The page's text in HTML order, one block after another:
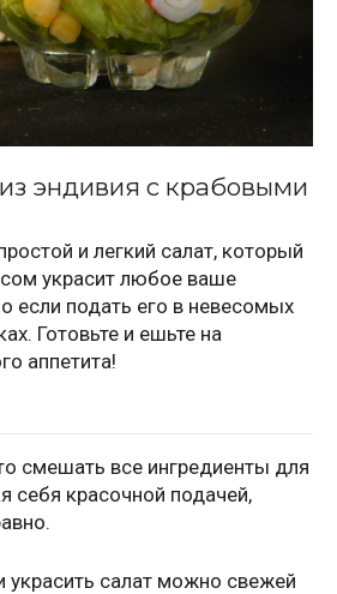
эндивия с крабовыми
и легкий салат, который
украсит любое ваше
если подать его в невесомых
Готовьте и ешьте на
аппетита!
смешать все ингредиенты для
себя красочной подачей,
украсить салат можно свежей